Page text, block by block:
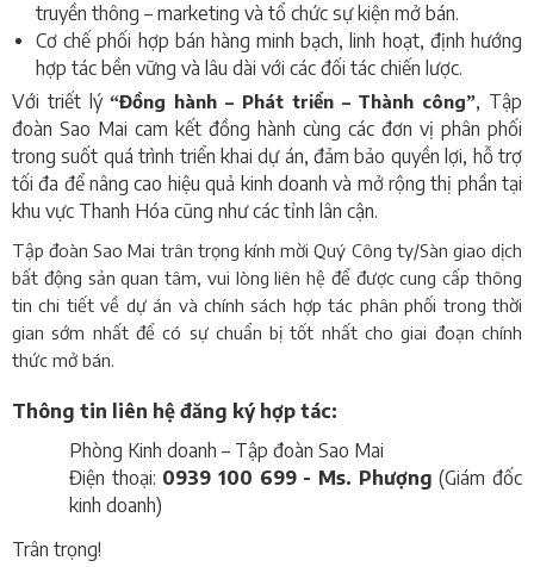
truyền thông – marketing và tổ chức sự kiện mở bán.
Cơ chế phối hợp bán hàng minh bạch, linh hoạt, định hướng
hợp tác bền vững và lâu dài với các đối tác chiến lược.
Với triết lý“Đồng hành – Phát triển – Thành công”, Tập
đoàn Sao Mai cam kết đồng hành cùng các đơn vị phân phối
trong suốt quá trình triển khai dự án, đảm bảo quyền lợi, hỗ trợ
tối đa để nâng cao hiệu quả kinh doanh và mở rộng thị phần tại
khu vực Thanh Hóa cũng như các tỉnh lân cận.
Tập đoàn Sao Mai trân trọng kính mời Quý Công ty/Sàn giao dịch
bất động sản quan tâm, vui lòng liên hệ để được cung cấp thông
tin chi tiết về dự án và chính sách hợp tác phân phối trong thời
gian sớm nhất để có sự chuẩn bị tốt nhất cho giai đoạn chính
thức mở bán.
Thông tin liên hệ đăng ký hợp tác:
Phòng Kinh doanh – Tập đoàn Sao Mai
Điện thoại: 0939 100 699 - Ms. Phượng (Giám đốc
kinh doanh)
Trân trọng!